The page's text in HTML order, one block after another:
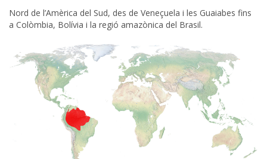
Nord de l’Amèrica del Sud, des de Veneçuela i les Guaiabes fins
a Colòmbia, Bolívia i la regió amazònica del Brasil.